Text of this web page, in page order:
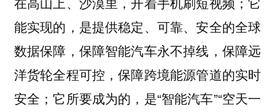
能实现的，是提供稳定、可靠、安全的全球
数据保障，保障智能汽车永不掉线，保障远
洋货轮全程可控，保障跨境能源管道的实时
安全；它所要成为的，是“智能汽车”“空天一